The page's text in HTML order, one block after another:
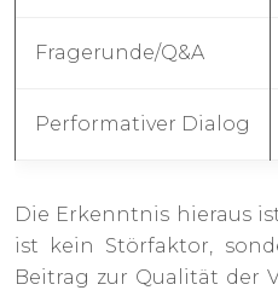
Fragerunde/Q&A
Performativer Dialog
Die Erkenntnis hieraus
ist kein Störfaktor,
Beitrag zur Qualität der